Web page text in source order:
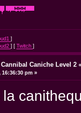
]
] [ Twitch ]
Cannibal Caniche Level 2
16:36:30 pm »
la